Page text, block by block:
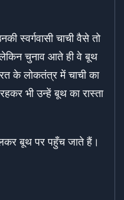
स्वर्गवासी चाची वैसे तो
चुनाव आते ही वे बूथ
के लोकतंत्र में चाची का
भी उन्हें बूथ का रास्ता
बूथ पर पहुँच जाते हैं।